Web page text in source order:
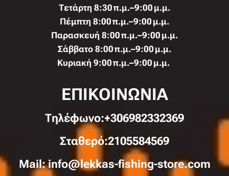
Τετάρτη 8:30 π.μ.–9:00 μ.μ.
Πέμπτη 8:00 π.μ.–9:00 μ.μ.
Παρασκευή 8:00 π.μ.–9:00 μ.μ.
Σάββατο 8:00 π.μ.–9:00 μ.μ.
Κυριακή 9:00 π.μ.–9:00 μ.μ.
ΕΠΙΚΟΙΝΩΝΙΑ
Τηλέφωνo:+306982332369
Σταθερό:2105584569
Mail: info@lekkas-fishing-store.com